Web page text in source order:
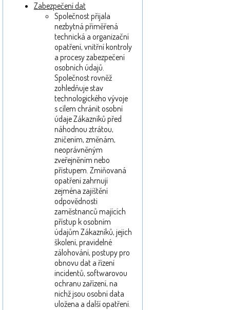
Zabezpečení dat
Společnost přijala
nezbytná přiměřená
technická a organizační
opatření, vnitřní kontroly
a procesy zabezpečení
osobních údajů.
Společnost rovněž
zohledňuje stav
technologického vývoje
s cílem chránit osobní
údaje Zákazníků před
náhodnou ztrátou,
zničením, změnám,
neoprávněným
zveřejněním nebo
přístupem. Zmiňovaná
opatření zahrnují
zejména zajištění
odpovědnosti
zaměstnanců majících
přístup k osobním
údajům Zákazníků, jejich
školení, pravidelné
zálohování, postupy pro
obnovu dat a řízení
incidentů, softwarovou
ochranu zařízení, na
nichž jsou osobní data
uložena a další opatření.